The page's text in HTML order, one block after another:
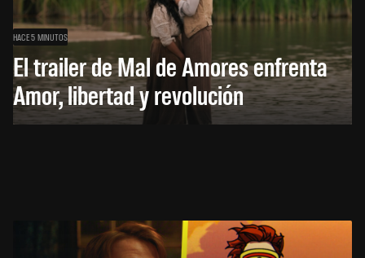
HACE 5 MINUTOS
El trailer de Mal de Amores enfrenta
Amor, libertad y revolución